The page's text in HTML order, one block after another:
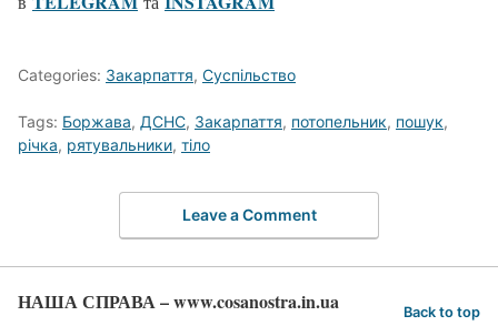
Categories: Закарпаття, Суспільство
Tags: Боржава, ДСНС, Закарпаття, потопельник, пошук,
річка, рятувальники, тіло
Leave a Comment
НАША СПРАВА – www.cosanostra.in.ua Back to top